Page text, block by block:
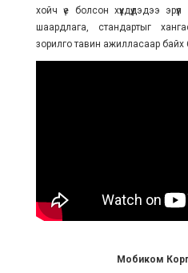
хойч үе болсон хүүхдүүдэдээ
шаардлага, стандартыг
зорилго тавин ажилласаар байх
Мобиком